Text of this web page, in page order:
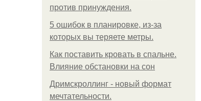
против принуждения.
5 ошибок в планировке, из-за
которых вы теряете метры.
Как поставить кровать в спальне.
Влияние обстановки на сон
Дримскроллинг - новый формат
мечтательности.